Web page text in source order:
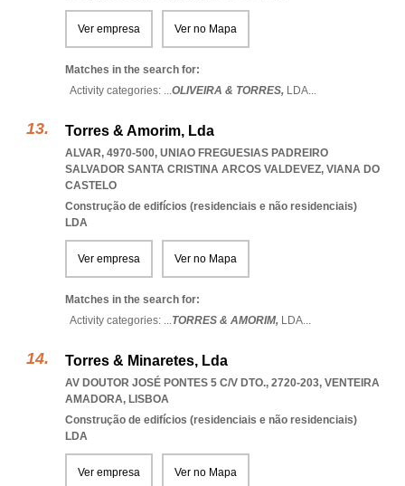
Ver empresa Ver no Mapa
Matches in the search for:
Activity categories: ...OLIVEIRA & TORRES, LDA...
Torres & Amorim, Lda
ALVAR, 4970-500, UNIAO FREGUESIAS PADREIRO
SALVADOR SANTA CRISTINA ARCOS VALDEVEZ, VIANA DO
CASTELO
Construção de edifícios (residenciais e não residenciais)
LDA
Ver empresa Ver no Mapa
Matches in the search for:
Activity categories: ...TORRES & AMORIM, LDA...
Torres & Minaretes, Lda
AV DOUTOR JOSÉ PONTES 5 C/V DTO., 2720-203, VENTEIRA
AMADORA, LISBOA
Construção de edifícios (residenciais e não residenciais)
LDA
Ver empresa Ver no Mapa